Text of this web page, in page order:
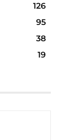
126
95
38
19